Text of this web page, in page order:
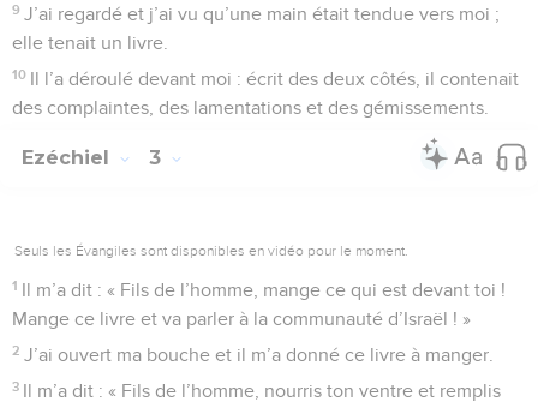
9 J’ai regardé et j’ai vu qu’une main était tendue vers moi ;
elle tenait un livre.
10 Il l’a déroulé devant moi : écrit des deux côtés, il contenait
des complaintes, des lamentations et des gémissements.
Ezéchiel 3
Seuls les Évangiles sont disponibles en vidéo pour le moment.
1 Il m’a dit : « Fils de l’homme, mange ce qui est devant toi !
Mange ce livre et va parler à la communauté d’Israël ! »
2 J’ai ouvert ma bouche et il m’a donné ce livre à manger.
3 Il m’a dit : « Fils de l’homme, nourris ton ventre et remplis